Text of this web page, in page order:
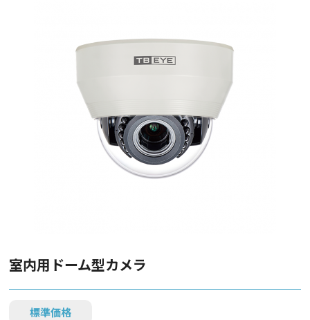
室内用ドーム型カメラ
標準価格